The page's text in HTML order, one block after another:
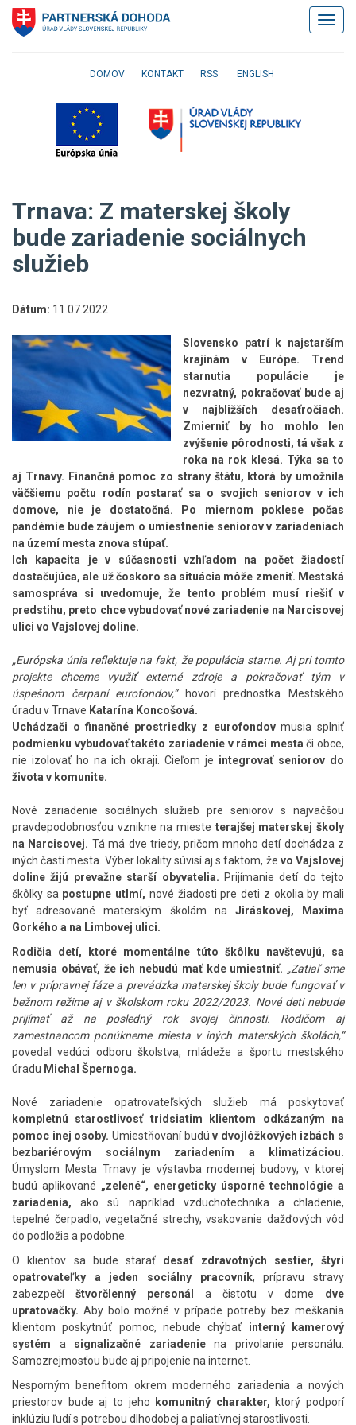
Klávesové
skratky
Skočiť
menu
na
užívateľské
menu
na
stránky
DOMOV KONTAKT RSS ENGLISH
Trnava: Z materskej školy
bude zariadenie sociálnych
služieb
Dátum: 11.07.2022
Slovensko patrí k najstarším
krajinám v Európe. Trend
starnutia populácie je
nezvratný, pokračovať bude aj
v najbližších desaťročiach.
Zmierniť by ho mohlo len
zvýšenie pôrodnosti, tá však z
roka na rok klesá. Týka sa to
aj Trnavy. Finančná pomoc zo strany štátu, ktorá by umožnila
väčšiemu počtu rodín postarať sa o svojich seniorov v ich
domove, nie je dostatočná. Po miernom poklese počas
pandémie bude záujem o umiestnenie seniorov v zariadeniach
na území mesta znova stúpať.
Ich kapacita je v súčasnosti vzhľadom na počet žiadostí
dostačujúca, ale už čoskoro sa situácia môže zmeniť. Mestská
samospráva si uvedomuje, že tento problém musí riešiť v
predstihu, preto chce vybudovať nové zariadenie na Narcisovej
ulici vo Vajslovej doline.
„Európska únia reflektuje na fakt, že populácia starne. Aj pri tomto
projekte chceme využiť externé zdroje a pokračovať tým v
úspešnom čerpaní eurofondov,“hovorí prednostka Mestského
úradu v Trnave Katarína Koncošová.
Uchádzači o finančné prostriedky z eurofondovmusia splniť
podmienku vybudovať takéto zariadenie v rámci mesta či obce,
nie izolovať ho na ich okraji. Cieľom je integrovať seniorov do
života v komunite.
Nové zariadenie sociálnych služieb pre seniorov s najväčšou
pravdepodobnosťou vznikne na mieste terajšej materskej školy
na Narcisovej. Tá má dve triedy, pričom mnoho detí dochádza z
iných častí mesta. Výber lokality súvisí aj s faktom, že vo Vajslovej
doline žijú prevažne starší obyvatelia. Prijímanie detí do tejto
škôlky sa postupne utlmí, nové žiadosti pre deti z okolia by mali
byť adresované materským školám na Jiráskovej, Maxima
Gorkého a na Limbovej ulici.
Rodičia detí, ktoré momentálne túto škôlku navštevujú, sa
nemusia obávať, že ich nebudú mať kde umiestniť. „Zatiaľ sme
len v prípravnej fáze a prevádzka materskej školy bude fungovať v
bežnom režime aj v školskom roku 2022/2023. Nové deti nebude
prijímať až na posledný rok svojej činnosti. Rodičom aj
zamestnancom ponúkneme miesta v iných materských školách,“
povedal vedúci odboru školstva, mládeže a športu mestského
úradu Michal Špernoga.
Nové zariadenie opatrovateľských služieb má poskytovať
kompletnú starostlivosť tridsiatim klientom odkázaným na
pomoc inej osoby. Umiestňovaní budú v dvojlôžkových izbách s
bezbariérovým sociálnym zariadením a klimatizáciou.
Úmyslom Mesta Trnavy je výstavba modernej budovy, v ktorej
budú aplikované „zelené“, energeticky úsporné technológie a
zariadenia, ako sú napríklad vzduchotechnika a chladenie,
tepelné čerpadlo, vegetačné strechy, vsakovanie dažďových vôd
do podložia a podobne.
O klientov sa bude starať desať zdravotných sestier, štyri
opatrovateľky a jeden sociálny pracovník, prípravu stravy
zabezpečí štvorčlenný personál a čistotu v dome dve
upratovačky. Aby bolo možné v prípade potreby bez meškania
klientom poskytnúť pomoc, nebude chýbať interný kamerový
systém a signalizačné zariadeniena privolanie personálu.
Samozrejmosťou bude aj pripojenie na internet.
Nesporným benefitom okrem moderného zariadenia a nových
priestorov bude aj to jeho komunitný charakter, ktorý podporí
inklúziu ľudí s potrebou dlhodobej a paliatívnej starostlivosti.